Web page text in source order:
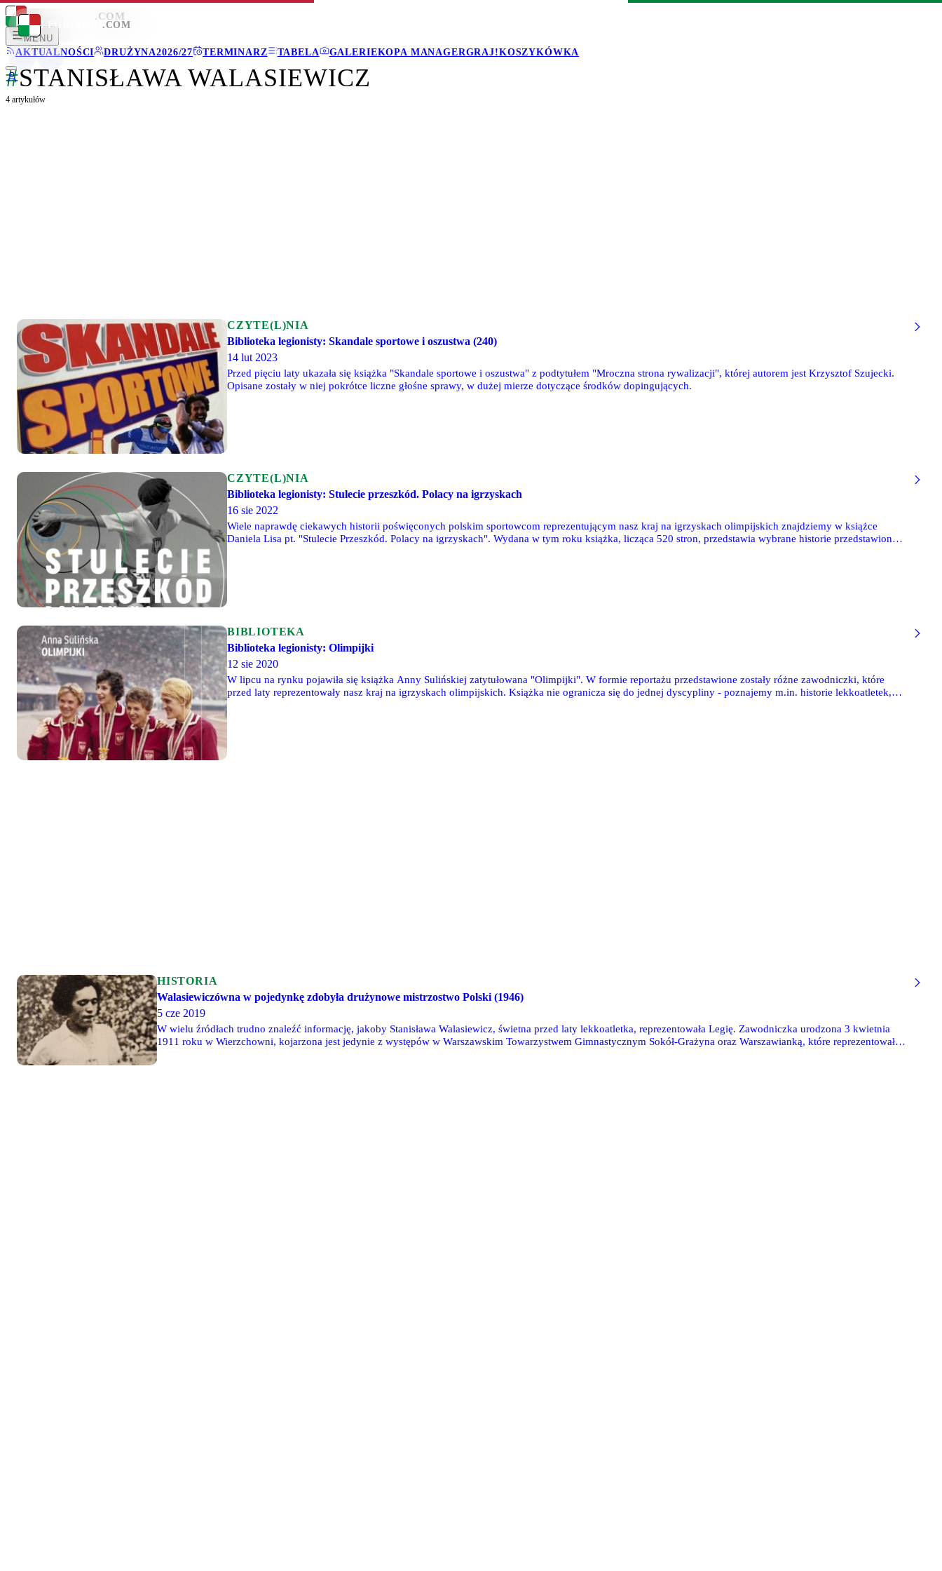
LEGIONISCI .COM
MENU
AKTUALNOŚCI
DRUŻYNA2026/27 TERMINARZ TABELA GALERIEKOPA MANAGERGRAJ!KOSZYKÓWKA
LEGIONISCI .COM
#STANISŁAWA WALASIEWICZ
4 artykułów
CZYTE(L)NIA
Biblioteka legionisty: Skandale sportowe i oszustwa (240)
14 lut 2023
Przed pięciu laty ukazała się książka "Skandale sportowe i oszustwa" z podtytułem "Mroczna strona rywalizacji", której autorem jest Krzysztof Szujecki.
Opisane zostały w niej pokrótce liczne głośne sprawy, w dużej mierze dotyczące środków dopingujących.
CZYTE(L)NIA
Biblioteka legionisty: Stulecie przeszkód. Polacy na igrzyskach
16 sie 2022
Wiele naprawdę ciekawych historii poświęconych polskim sportowcom reprezentującym nasz kraj na igrzyskach olimpijskich znajdziemy w książce
Daniela Lisa pt. "Stulecie Przeszkód. Polacy na igrzyskach". Wydana w tym roku książka, licząca 520 stron, przedstawia wybrane historie przedstawione
BIBLIOTEKA
Biblioteka legionisty: Olimpijki
12 sie 2020
W lipcu na rynku pojawiła się książka Anny Sulińskiej zatytułowana "Olimpijki". W formie reportażu przedstawione zostały różne zawodniczki, które
przed laty reprezentowały nasz kraj na igrzyskach olimpijskich. Książka nie ogranicza się do jednej dyscypliny - poznajemy m.in. historie lekkoatletek,
HISTORIA
Walasiewiczówna w pojedynkę zdobyła drużynowe mistrzostwo Polski (1946)
5 cze 2019
W wielu źródłach trudno znaleźć informację, jakoby Stanisława Walasiewicz, świetna przed laty lekkoatletka, reprezentowała Legię. Zawodniczka urodzona 3 kwietnia
1911 roku w Wierzchowni, kojarzona jest jedynie z występów w Warszawskim Towarzystwem Gimnastycznym Sokół-Grażyna oraz Warszawianką, które reprezentowała